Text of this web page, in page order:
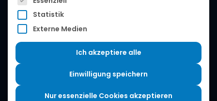
Statistik
Externe Medien
Ich akzeptiere alle
Einwilligung speichern
Nur essenzielle Cookies akzeptieren